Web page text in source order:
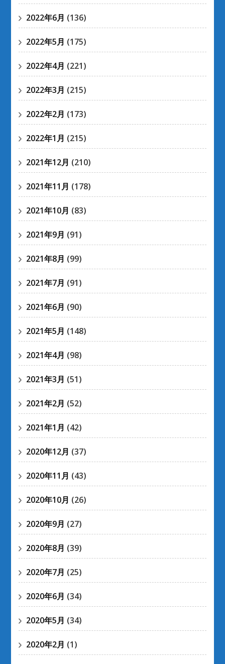
2022年6月 (136)
2022年5月 (175)
2022年4月 (221)
2022年3月 (215)
2022年2月 (173)
2022年1月 (215)
2021年12月 (210)
2021年11月 (178)
2021年10月 (83)
2021年9月 (91)
2021年8月 (99)
2021年7月 (91)
2021年6月 (90)
2021年5月 (148)
2021年4月 (98)
2021年3月 (51)
2021年2月 (52)
2021年1月 (42)
2020年12月 (37)
2020年11月 (43)
2020年10月 (26)
2020年9月 (27)
2020年8月 (39)
2020年7月 (25)
2020年6月 (34)
2020年5月 (34)
2020年2月 (1)